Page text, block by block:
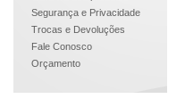
Segurança e Privacidade
Trocas e Devoluções
Fale Conosco
Orçamento